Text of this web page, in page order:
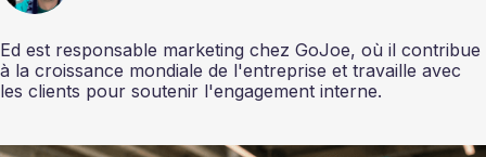
Ed est responsable marketing chez GoJoe, où il contribue
à la croissance mondiale de l'entreprise et travaille avec
les clients pour soutenir l'engagement interne.